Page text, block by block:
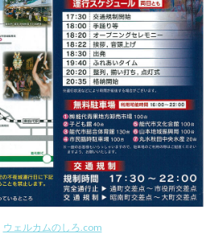
ウェルカムのしろ.com